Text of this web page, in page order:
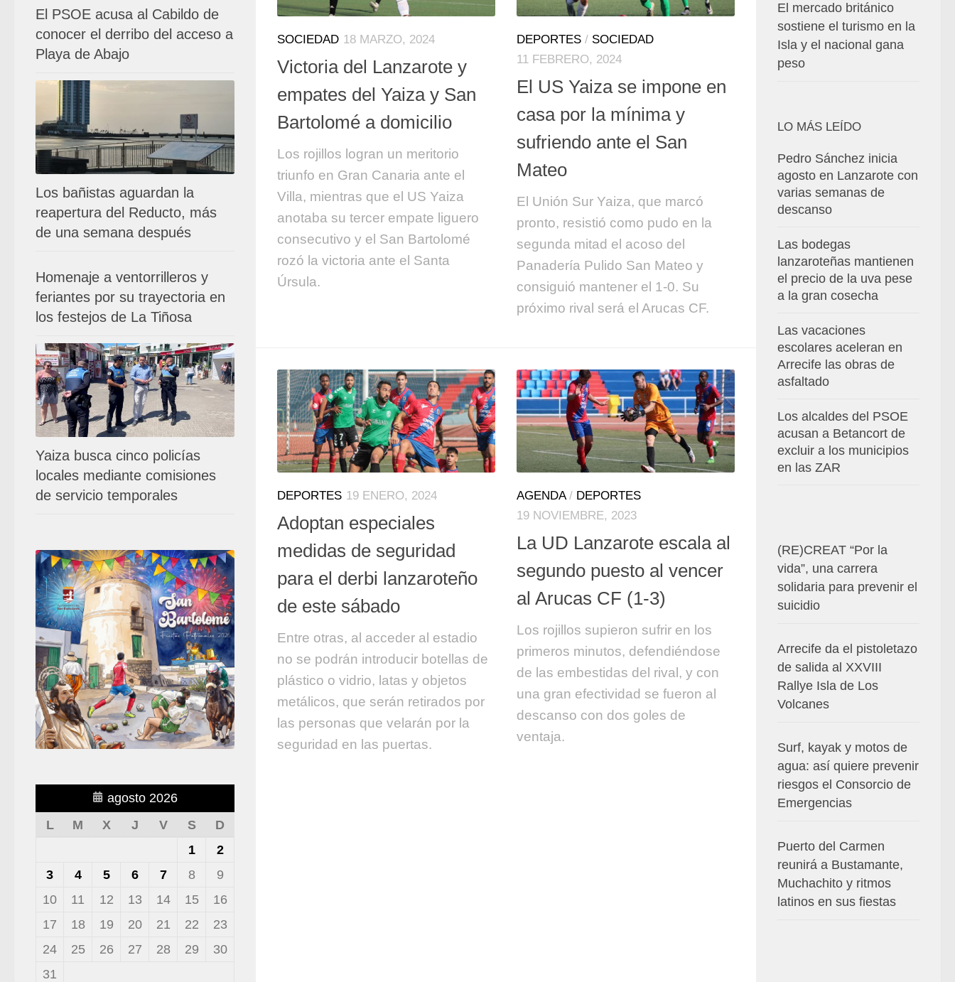
SOCIEDAD 18 MARZO, 2024
Victoria del Lanzarote y
empates del Yaiza y San
Bartolomé a domicilio
Los rojillos logran un meritorio
triunfo en Gran Canaria ante el
Villa, mientras que el US Yaiza
anotaba su tercer empate liguero
consecutivo y el San Bartolomé
rozó la victoria ante el Santa
Úrsula.
DEPORTES / SOCIEDAD
11 FEBRERO, 2024
El US Yaiza se impone en
casa por la mínima y
sufriendo ante el San
Mateo
El Unión Sur Yaiza, que marcó
pronto, resistió como pudo en la
segunda mitad el acoso del
Panadería Pulido San Mateo y
consiguió mantener el 1-0. Su
próximo rival será el Arucas CF.
DEPORTES 19 ENERO, 2024
Adoptan especiales
medidas de seguridad
para el derbi lanzaroteño
de este sábado
Entre otras, al acceder al estadio
no se podrán introducir botellas de
plástico o vidrio, latas y objetos
metálicos, que serán retirados por
las personas que velarán por la
seguridad en las puertas.
AGENDA/ DEPORTES
19 NOVIEMBRE, 2023
La UD Lanzarote escala al
segundo puesto al vencer
al Arucas CF (1-3)
Los rojillos supieron sufrir en los
primeros minutos, defendiéndose
de las embestidas del rival, y con
una gran efectividad se fueron al
descanso con dos goles de
ventaja.
El PSOE acusa al Cabildo de
conocer el derribo del acceso a
Playa de Abajo
Los bañistas aguardan la
reapertura del Reducto, más
de una semana después
Homenaje a ventorrilleros y
feriantes por su trayectoria en
los festejos de La Tiñosa
Yaiza busca cinco policías
locales mediante comisiones
de servicio temporales
agosto 2026
L
M X J V S
D
1
2
3
4 5 6 7 8
9
10
11 12 13 14 15
16
17
18 19 20 21 22
23
24
25 26 27 28 29
30
31
El mercado británico
sostiene el turismo en la
Isla y el nacional gana
peso
LO MÁS LEÍDO
Pedro Sánchez inicia
agosto en Lanzarote con
varias semanas de
descanso
Las bodegas
lanzaroteñas mantienen
el precio de la uva pese
a la gran cosecha
Las vacaciones
escolares aceleran en
Arrecife las obras de
asfaltado
Los alcaldes del PSOE
acusan a Betancort de
excluir a los municipios
en las ZAR
(RE)CREAT “Por la
vida”, una carrera
solidaria para prevenir el
suicidio
Arrecife da el pistoletazo
de salida al XXVIII
Rallye Isla de Los
Volcanes
Surf, kayak y motos de
agua: así quiere prevenir
riesgos el Consorcio de
Emergencias
Puerto del Carmen
reunirá a Bustamante,
Muchachito y ritmos
latinos en sus fiestas